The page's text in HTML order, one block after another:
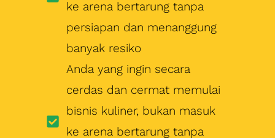
ke arena bertarung tanpa
persiapan dan menanggung
banyak resiko
Anda yang ingin secara
cerdas dan cermat memulai
bisnis kuliner, bukan masuk
ke arena bertarung tanpa